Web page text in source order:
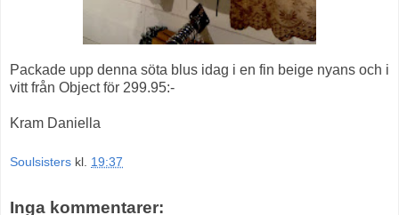
Packade upp denna söta blus idag i en fin beige nyans och i
vitt från Object för 299.95:-
Kram Daniella
Soulsisters kl. 19:37
Inga kommentarer: